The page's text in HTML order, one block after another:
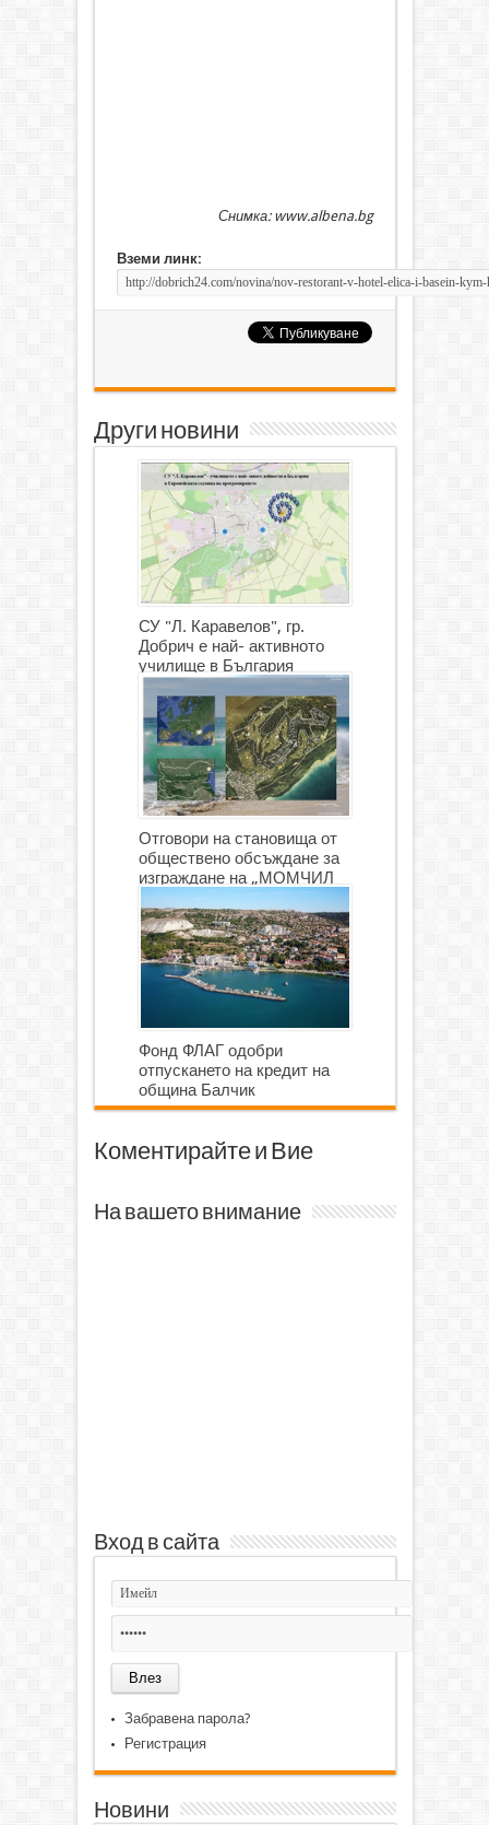
Снимка: www.albena.bg
Вземи линк:
Други новини
СУ "Л. Каравелов", гр.
Добрич е най- активното
училище в България
Отговори на становища от
обществено обсъждане за
изграждане на „МОМЧИЛ
ГОЛФ И ГОЛФ ИГРИЩЕ”
Фонд ФЛАГ одобри
отпускането на кредит на
община Балчик
Коментирайте и Вие
На вашето внимание
Вход в сайта
Забравена парола?
Регистрация
Новини